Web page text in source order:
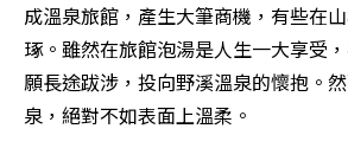
成溫泉旅館，產生大筆商機，有些在
琢。雖然在旅館泡湯是人生一大享受
願長途跋涉，投向野溪溫泉的懷抱。
泉，絕對不如表面上溫柔。